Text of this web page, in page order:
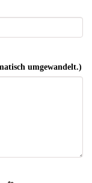
umgewandelt.)